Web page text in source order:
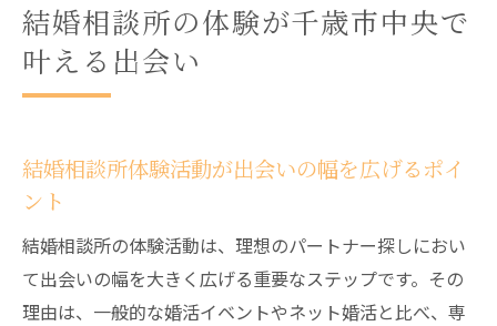
結婚相談所の体験が千歳市中央で
叶える出会い
結婚相談所体験活動が出会いの幅を広げるポイ
ント
結婚相談所の体験活動は、理想のパートナー探しにおい
て出会いの幅を大きく広げる重要なステップです。その
理由は、一般的な婚活イベントやネット婚活と比べ、専